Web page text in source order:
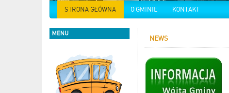
STRONA GŁÓWNA O GMINIE KONTAKT
MENU
NEWS